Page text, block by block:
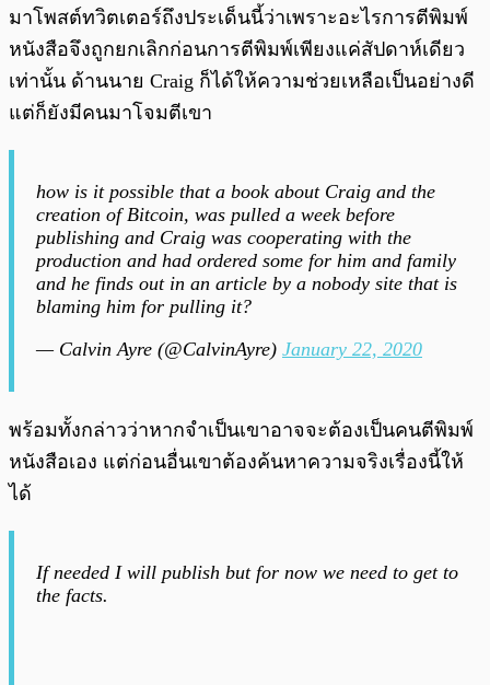
มาโพสต์ทวิตเตอร์ถึงประเด็นนี้ว่าเพราะอะไรการตีพิมพ์
หนังสือจึงถูกยกเลิกก่อนการตีพิมพ์เพียงแค่สัปดาห์เดียว
เท่านั้น ด้านนาย Craig ก็ได้ให้ความช่วยเหลือเป็นอย่างดี
แต่ก็ยังมีคนมาโจมตีเขา
how is it possible that a book about Craig and the
creation of Bitcoin, was pulled a week before
publishing and Craig was cooperating with the
production and had ordered some for him and family
and he finds out in an article by a nobody site that is
blaming him for pulling it?
— Calvin Ayre (@CalvinAyre) January 22, 2020
พร้อมทั้งกล่าวว่าหากจำเป็นเขาอาจจะต้องเป็นคนตีพิมพ์
หนังสือเอง แต่ก่อนอื่นเขาต้องค้นหาความจริงเรื่องนี้ให้
ได้
If needed I will publish but for now we need to get to
the facts.